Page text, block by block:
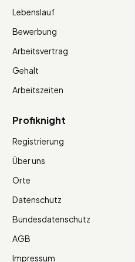
Lebenslauf
Bewerbung
Arbeitsvertrag
Gehalt
Arbeitszeiten
Profiknight
Registrierung
Über uns
Orte
Datenschutz
Bundesdatenschutz
AGB
Impressum